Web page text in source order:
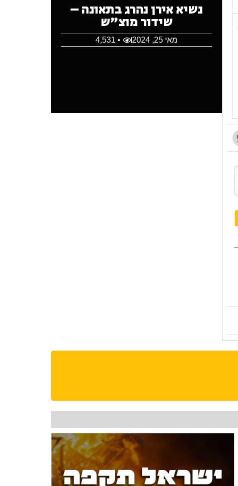
נשיא אירן נהרג בתאונה –
שידור מוצ"ש
מאי 25, 2024 • 4,531